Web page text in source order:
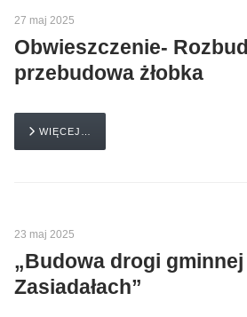
27 maj 2025
Obwieszczenie-
przebudowa żłobka
WIĘCEJ…
23 maj 2025
„Budowa drogi
Zasiadałach”